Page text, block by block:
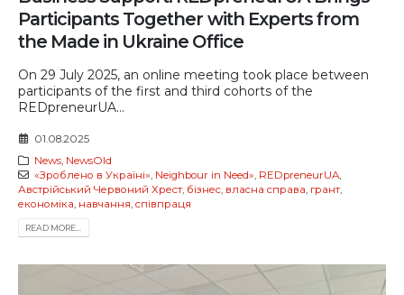
Participants Together with Experts from
the Made in Ukraine Office
On 29 July 2025, an online meeting took place between
participants of the first and third cohorts of the
REDpreneurUA...
01.08.2025
News, NewsOld
«Зроблено в Україні», Neighbour in Need», REDpreneurUA,
Австрійський Червоний Хрест, бізнес, власна справа, грант,
економіка, навчання, співпраця
READ MORE...